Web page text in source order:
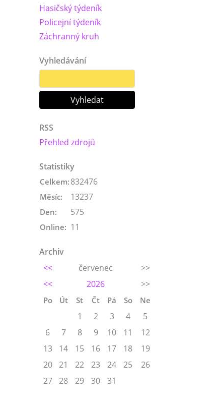
Hasičský týdeník
Policejní týdeník
Záchranný kruh
Vyhledávání
RSS
Přehled zdrojů
Statistiky
Online: 11
Celkem: 832476
Měsíc: 13237
Den: 575
Archiv
<<
červenec
>>
<<
2026 >>
Po Út St Čt Pá So Ne
1 2 3 4
5
6
7 8 9 10 11
12
13
14 15 16 17 18
19
20
21 22 23 24 25
26
27
28 29 30 31